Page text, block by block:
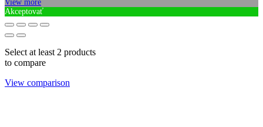
View more
Akceptovať
Select at least 2 products
to compare
View comparison